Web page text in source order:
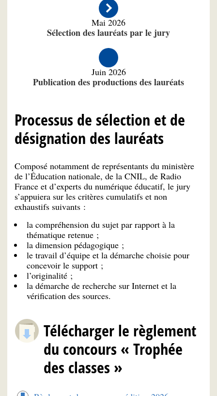
Mai 2026
Sélection des lauréats par le jury
Juin 2026
Publication des productions des lauréats
Processus de sélection et de
désignation des lauréats
Composé notamment de représentants du ministère
de l’Éducation nationale, de la CNIL, de Radio
France et d’experts du numérique éducatif, le jury
s’appuiera sur les critères cumulatifs et non
exhaustifs suivants :
la compréhension du sujet par rapport à la
thématique retenue ;
la dimension pédagogique ;
le travail d’équipe et la démarche choisie pour
concevoir le support ;
l’originalité ;
la démarche de recherche sur Internet et la
vérification des sources.
Télécharger le règlement
du concours « Trophée
des classes »